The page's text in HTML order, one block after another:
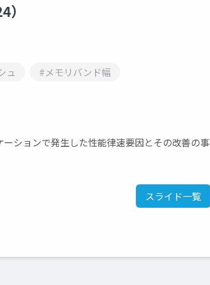
ュ #メモリバンド幅
ションで発生した性能律速要因とその改善の事
スライド一覧